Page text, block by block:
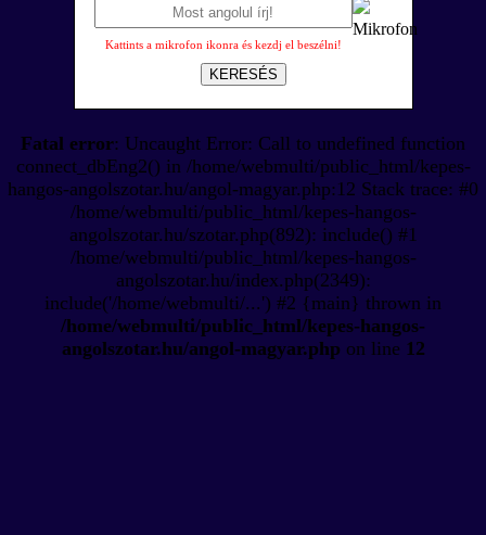
Kattints a mikrofon ikonra és kezdj el beszélni!
KERESÉS
Fatal error: Uncaught Error: Call to undefined function
connect_dbEng2() in /home/webmulti/public_html/kepes-
hangos-angolszotar.hu/angol-magyar.php:12 Stack trace: #0
/home/webmulti/public_html/kepes-hangos-
angolszotar.hu/szotar.php(892): include() #1
/home/webmulti/public_html/kepes-hangos-
angolszotar.hu/index.php(2349):
include('/home/webmulti/...') #2 {main} thrown in
/home/webmulti/public_html/kepes-hangos-
angolszotar.hu/angol-magyar.php on line 12